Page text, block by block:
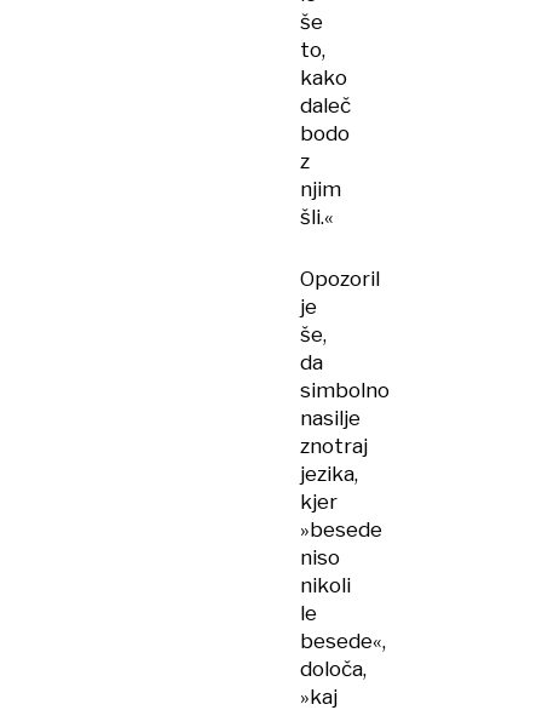
še
to,
kako
daleč
bodo
z
njim
šli.«
Opozoril
je
še,
da
simbolno
nasilje
znotraj
jezika,
kjer
»besede
niso
nikoli
le
besede«,
določa,
»kaj